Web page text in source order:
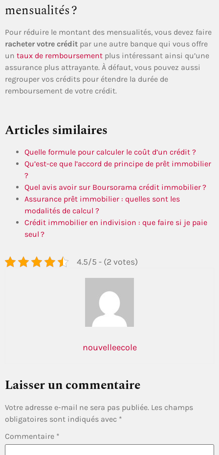
mensualités ?
Pour réduire le montant des mensualités, vous devez faire
racheter votre crédit par une autre banque qui vous offre
un taux de remboursement plus intéressant ainsi qu’une
assurance plus attrayante. À défaut, vous pouvez aussi
regrouper vos crédits pour étendre la durée de
remboursement de votre crédit.
Articles similaires
Quelle formule pour calculer le coût d’un crédit ?
Qu’est-ce que l’accord de principe de prêt immobilier
?
Quel avis avoir sur Boursorama crédit immobilier ?
Assurance prêt immobilier : quelles sont les
modalités de calcul ?
Crédit immobilier en indivision : que faire si je paie
seul ?
4.5/5 - (2 votes)
nouvelleecole
Laisser un commentaire
Votre adresse e-mail ne sera pas publiée. Les champs
obligatoires sont indiqués avec *
Commentaire *